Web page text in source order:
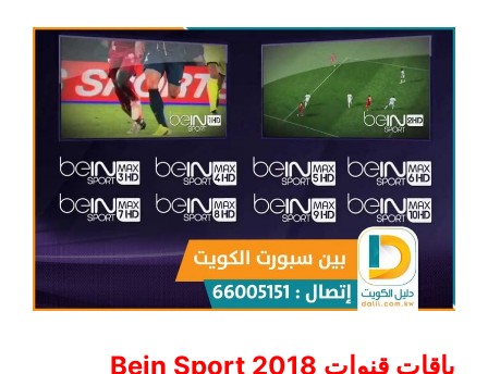
باقات قنوات Bein Sport 2018